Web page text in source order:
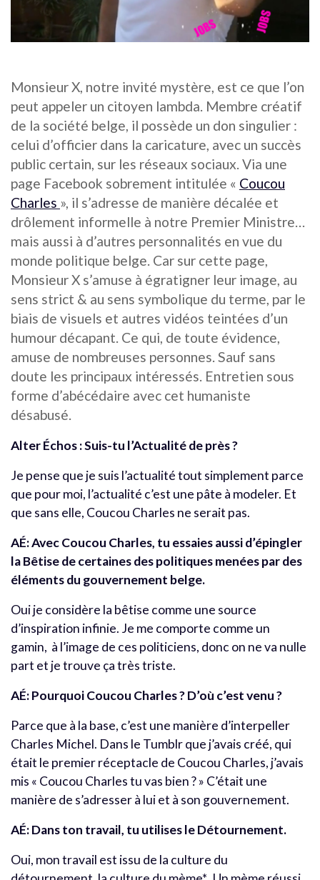
Monsieur X, notre invité mystère, est ce que l’on
peut appeler un citoyen lambda. Membre créatif
de la société belge, il possède un don singulier :
celui d’officier dans la caricature, avec un succès
public certain, sur les réseaux sociaux. Via une
page Facebook sobrement intitulée « Coucou
Charles », il s’adresse de manière décalée et
drôlement informelle à notre Premier Ministre…
mais aussi à d’autres personnalités en vue du
monde politique belge. Car sur cette page,
Monsieur X s’amuse à égratigner leur image, au
sens strict & au sens symbolique du terme, par le
biais de visuels et autres vidéos teintées d’un
humour décapant. Ce qui, de toute évidence,
amuse de nombreuses personnes. Sauf sans
doute les principaux intéressés. Entretien sous
forme d’abécédaire avec cet humaniste
désabusé.
Alter Échos :Suis-tu l’Actualité de près ?
Je pense que je suis l’actualité tout simplement parce
que pour moi, l’actualité c’est une pâte à modeler. Et
que sans elle, Coucou Charles ne serait pas.
AÉ:Avec Coucou Charles, tu essaies aussi d’épingler
la Bêtise de certaines des politiques menées par des
éléments du gouvernement belge.
Oui je considère la bêtise comme une source
d’inspiration infinie. Je me comporte comme un
gamin, à l’image de ces politiciens, donc on ne va nulle
part et je trouve ça très triste.
AÉ:Pourquoi Coucou Charles ? D’où c’est venu ?
Parce que à la base, c’est une manière d’interpeller
Charles Michel. Dans le Tumblr que j’avais créé, qui
était le premier réceptacle de Coucou Charles, j’avais
mis « Coucou Charles tu vas bien ? » C’était une
manière de s’adresser à lui et à son gouvernement.
AÉ:Dans ton travail, tu utilises le Détournement.
Oui, mon travail est issu de la culture du